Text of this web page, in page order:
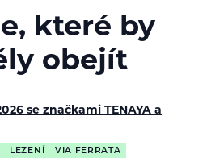
které by
obejít
se značkami TENAYA a
LEZENÍ VIA FERRATA